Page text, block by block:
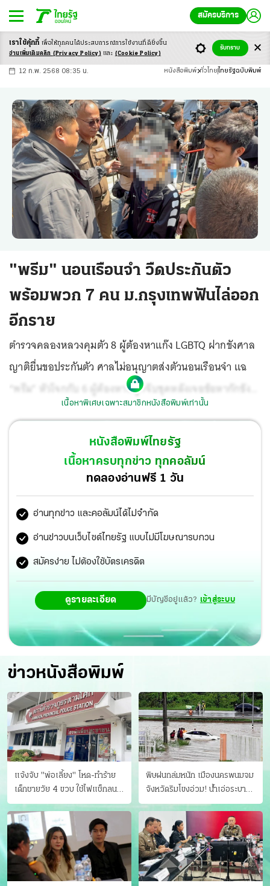
สมัครบริการ
-ก ก ก+
12 ก.พ. 2568 08:35 น. หนังสือพิมพ์ ทั่วไทย ไทยรัฐฉบับพิมพ์
"พรีม" นอนเรือนจํา วืดประกันตัว
พร้อมพวก 7 คน ม.กรุงเทพฟันไล่ออก
อีกราย
ตำรวจคลองหลวงคุมตัว 8 ผู้ต้องหาแก๊ง LGBTQ ฝากขังศาล
ญาติยื่นขอประกันตัว ศาลไม่อนุญาตส่งตัวนอนเรือนจำ แฉ
“พรีม” หัวโจกกับ 6 ผู้ต้องหาที่ถูกจับชุดหลังเจอข้อหากักขัง
หน่วงเหนี่ยว และร่วมกันข่มขืนใจฯเพิ่ม มั่นใจหลักฐานแน่น
เอาผิดได้ทุกคน แม้ให้การปฏิเสธ ชี้หากมีผู้เสียหายรายอื่นตก
เป็นเหยื่อเพิ่มเข้าแจ้งความโรงพักได้ทันที เตือนเยาวชนอย่า
เอาเยี่ยงอย่าง ไม่เช่นนั้นมีสิทธิ์ติดคุก ด้าน ม.กรุงเทพไล่ออก
นักศึกษาสาดน้ำซุปกล้อนผมอีกราย
เนื้อหาพิเศษเฉพาะสมาชิกหนังสือพิมพ์เท่านั้น
หนังสือพิมพ์ไทยรัฐ
เนื้อหาครบทุกข่าว ทุกคอลัมน์
ทดลองอ่านฟรี 1 วัน
อ่านทุกข่าว และคอลัมน์ได้ไม่จำกัด
อ่านข่าวบนเว็บไซต์ไทยรัฐ แบบไม่มีโฆษณารบกวน
สมัครง่าย ไม่ต้องใช้บัตรเครดิต
ดูรายละเอียด มีบัญชีอยู่แล้ว? เข้าสู่ระบบ
ข่าวหนังสือพิมพ์
แจ้งจับ "พ่อเลี้ยง" โหด-ทําร้าย
เด็กชายวัย 4 ขวบ ใช้ไฟแช็กลน
บาดเจ็บ
พิษฝนถล่มหนัก เมืองนครพนมจม
จังหวัดริมโขงอ่วม! นํ้าเอ่อระบาย
ไม่ทัน แม่ปิงทะลักล้น
เราใช้คุ้กกี้ เพื่อให้ทุกคนได้ประสบการณ์การใช้งานที่ดียิ่งขึ้น
อ่านเพิ่มเติมคลิก (Privacy Policy) และ (Cookie Policy)
รับทราบ